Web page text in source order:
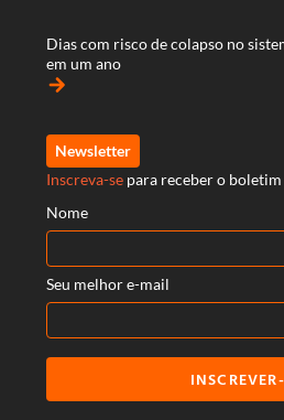
Dias com risco de colapso no
em um ano
arrow_forward
Newsletter
Inscreva-se para receber o boletim
Nome
Seu melhor e-mail